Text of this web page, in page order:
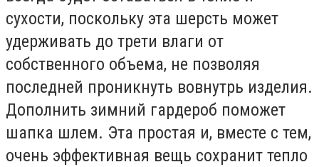
сухости, поскольку эта шерсть может
удерживать до трети влаги от
собственного объема, не позволяя
последней проникнуть вовнутрь изделия.
Дополнить зимний гардероб поможет
шапка шлем. Эта простая и, вместе с тем,
очень эффективная вещь сохранит тепло